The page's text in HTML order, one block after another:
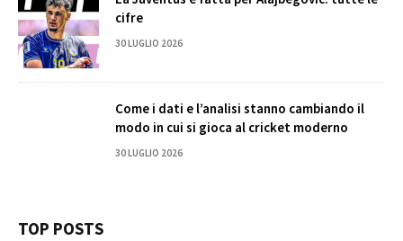
cifre
30 LUGLIO 2026
Come i dati e l’analisi stanno cambiando il
modo in cui si gioca al cricket moderno
30 LUGLIO 2026
TOP POSTS